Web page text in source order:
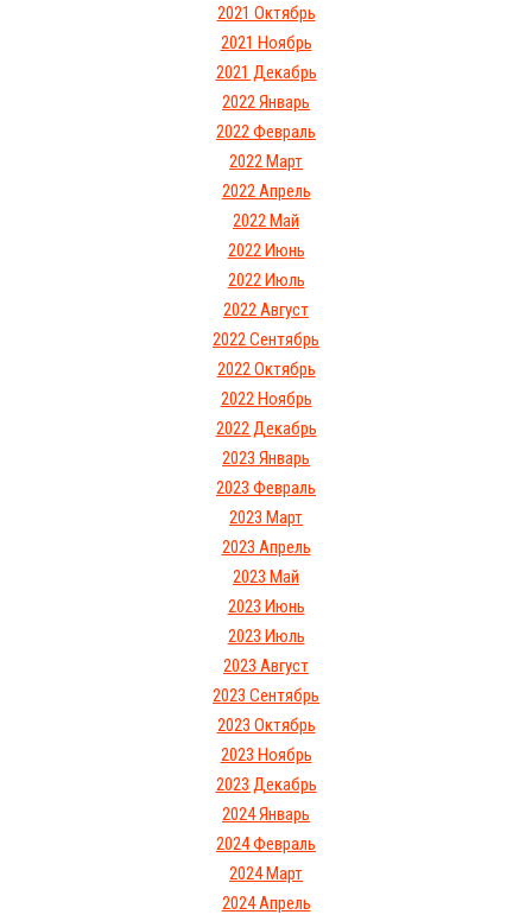
2021 Октябрь
2021 Ноябрь
2021 Декабрь
2022 Январь
2022 Февраль
2022 Март
2022 Апрель
2022 Май
2022 Июнь
2022 Июль
2022 Август
2022 Сентябрь
2022 Октябрь
2022 Ноябрь
2022 Декабрь
2023 Январь
2023 Февраль
2023 Март
2023 Апрель
2023 Май
2023 Июнь
2023 Июль
2023 Август
2023 Сентябрь
2023 Октябрь
2023 Ноябрь
2023 Декабрь
2024 Январь
2024 Февраль
2024 Март
2024 Апрель